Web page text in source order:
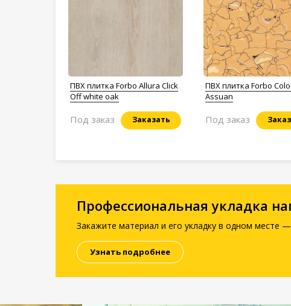
ПВХ плитка Forbo Allura Click
Off white oak
Заказать
Под заказ
ПВХ плитка Forbo
Assuan
Под заказ
Профессиональная укладка
Закажите материал и его укладку в одном месте
Узнать подробнее